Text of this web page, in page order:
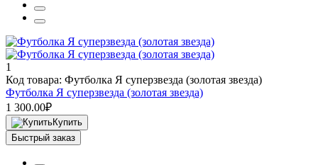
1
Код товара: Футболка Я суперзвезда (золотая звезда)
Футболка Я суперзвезда (золотая звезда)
1 300.00₽
Купить
Быстрый заказ